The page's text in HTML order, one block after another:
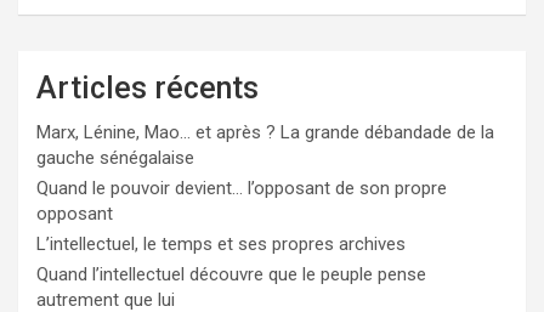
Articles récents
Marx, Lénine, Mao… et après ? La grande débandade de la
gauche sénégalaise
Quand le pouvoir devient… l’opposant de son propre
opposant
L’intellectuel, le temps et ses propres archives
Quand l’intellectuel découvre que le peuple pense
autrement que lui